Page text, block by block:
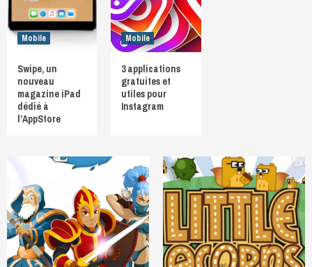
Mobile
Swipe, un
nouveau
magazine iPad
dédié à
l’AppStore
Mobile
3 applications
gratuites et
utiles pour
Instagram